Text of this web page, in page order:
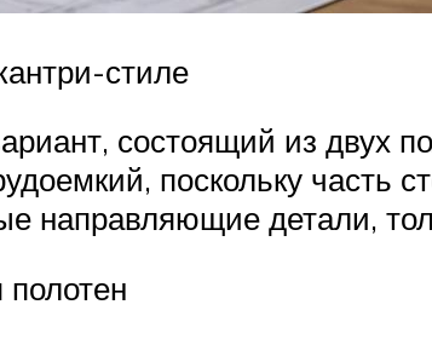
стиле
состоящий из двух
поскольку часть
направляющие детали,